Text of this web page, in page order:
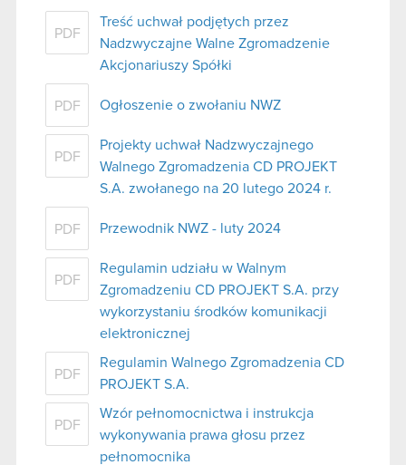
PDF
Treść uchwał podjętych przez
Nadzwyczajne Walne Zgromadzenie
Akcjonariuszy Spółki
PDF Ogłoszenie o zwołaniu NWZ
PDF
Projekty uchwał Nadzwyczajnego
Walnego Zgromadzenia CD PROJEKT
S.A. zwołanego na 20 lutego 2024 r.
PDF Przewodnik NWZ - luty 2024
PDF
Regulamin udziału w Walnym
Zgromadzeniu CD PROJEKT S.A. przy
wykorzystaniu środków komunikacji
elektronicznej
PDF
Regulamin Walnego Zgromadzenia CD
PROJEKT S.A.
PDF
Wzór pełnomocnictwa i instrukcja
wykonywania prawa głosu przez
pełnomocnika